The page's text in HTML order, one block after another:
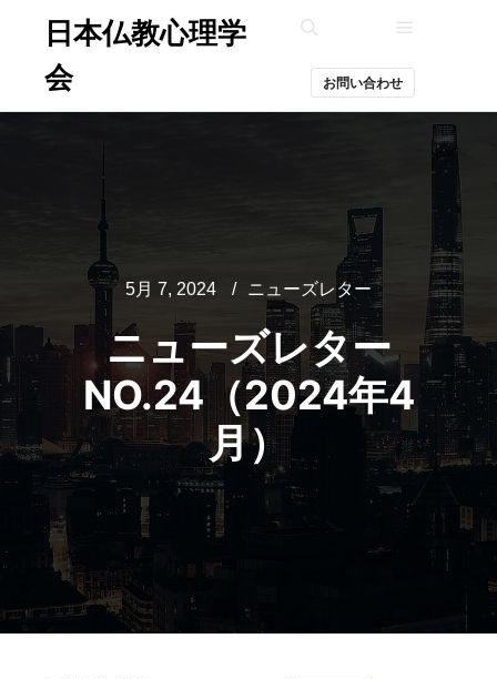
日本仏教心理学
会
お問い合わせ
5月 7, 2024 ニューズレター
ニューズレター
NO.24（2024年4
月）